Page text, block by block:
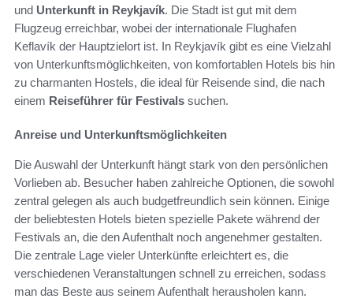
und Unterkunft in Reykjavík. Die Stadt ist gut mit dem
Flugzeug erreichbar, wobei der internationale Flughafen
Keflavík der Hauptzielort ist. In Reykjavík gibt es eine Vielzahl
von Unterkunftsmöglichkeiten, von komfortablen Hotels bis hin
zu charmanten Hostels, die ideal für Reisende sind, die nach
einem Reiseführer für Festivals suchen.
Anreise und Unterkunftsmöglichkeiten
Die Auswahl der Unterkunft hängt stark von den persönlichen
Vorlieben ab. Besucher haben zahlreiche Optionen, die sowohl
zentral gelegen als auch budgetfreundlich sein können. Einige
der beliebtesten Hotels bieten spezielle Pakete während der
Festivals an, die den Aufenthalt noch angenehmer gestalten.
Die zentrale Lage vieler Unterkünfte erleichtert es, die
verschiedenen Veranstaltungen schnell zu erreichen, sodass
man das Beste aus seinem Aufenthalt herausholen kann.